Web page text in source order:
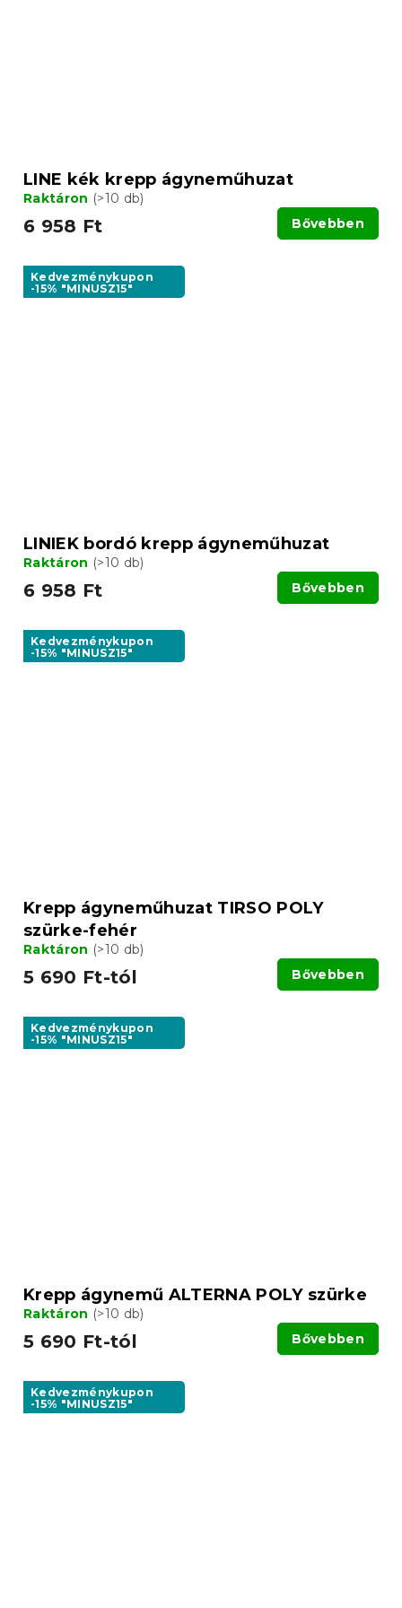
LINE kék krepp ágyneműhuzat
Raktáron (>10 db)
6 958 Ft Bővebben
Kedvezménykupon
-15% "MINUSZ15"
LINIEK bordó krepp ágyneműhuzat
Raktáron (>10 db)
6 958 Ft Bővebben
Kedvezménykupon
-15% "MINUSZ15"
Krepp ágyneműhuzat TIRSO POLY
szürke-fehér
Raktáron (>10 db)
5 690 Ft-tól Bővebben
Kedvezménykupon
-15% "MINUSZ15"
Krepp ágynemű ALTERNA POLY szürke
Raktáron (>10 db)
5 690 Ft-tól Bővebben
Kedvezménykupon
-15% "MINUSZ15"